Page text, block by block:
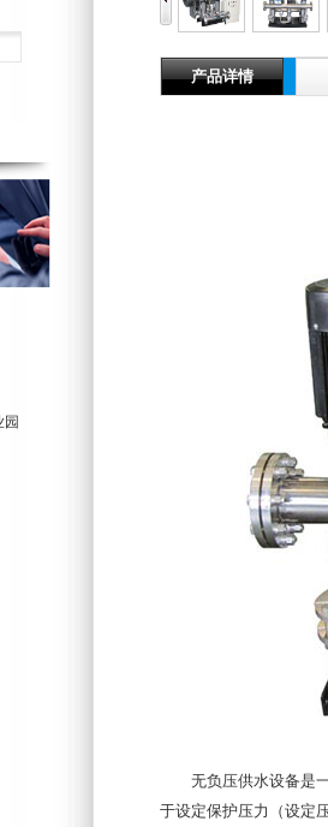
产品详情
无负压供水设备是一
于设定保护压力（设定
园